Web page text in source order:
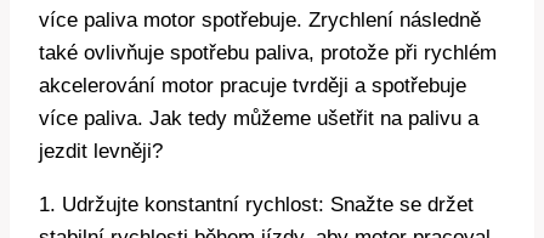
více paliva motor spotřebuje. Zrychlení následně
také ovlivňuje spotřebu paliva, protože při rychlém
akcelerování motor pracuje tvrději a spotřebuje
více paliva. Jak tedy můžeme ušetřit na palivu a
jezdit levněji?
1. Udržujte konstantní rychlost: Snažte se držet